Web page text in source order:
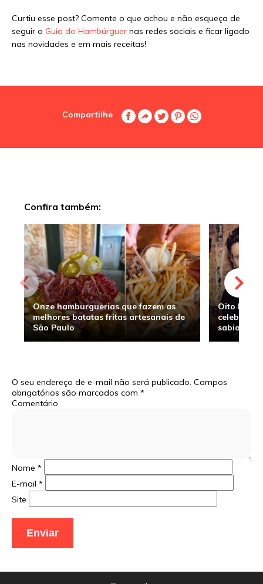
Curtiu esse post? Comente o que achou e não esqueça de
seguir o Guia do Hambúrguer nas redes sociais e ficar ligado
nas novidades e em mais receitas!
Compartilhe
Confira também:
Onze hamburguerias que fazem as
melhores batatas fritas artesanais de
São Paulo
Oito
sabia
O seu endereço de e-mail não será publicado. Campos
obrigatórios são marcados com *
Comentário
Nome *
E-mail *
Site